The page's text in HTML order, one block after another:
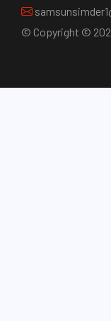
© Copyright © 2025